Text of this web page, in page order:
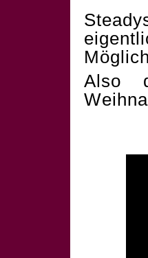
Also